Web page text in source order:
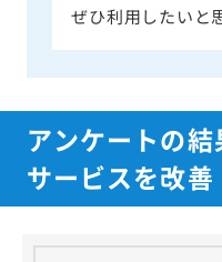
ぜひ利用したいと
アンケートの
サービスを改善